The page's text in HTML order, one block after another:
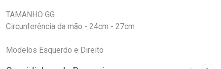
TAMANHO GG
Circunferência da mão - 24cm - 27cm
Modelos Esquerdo e Direito